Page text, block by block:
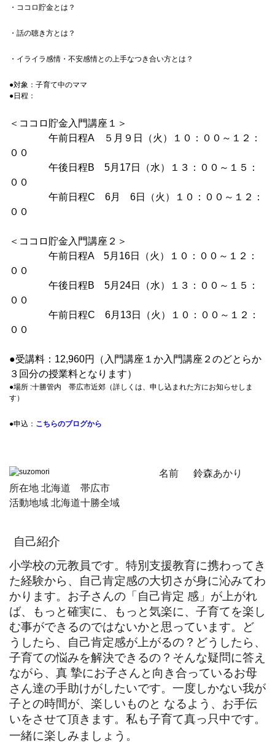
・ココロ貯金とは？
・話の聴き方とは？
・イライラ感情・不安感情との上手なつき合い方とは？
●対象：子育て中のママ
●日程：
＜ココロ貯金入門講座１＞
午前日程A ５月９日（火）１０：００～１２：
００
午後日程B 5月17日（水）１３：００～１５：
００
午前日程C 6月 6日（火）１０：００～１２：
００
＜ココロ貯金入門講座２＞
午前日程A 5月16日（火）１０：００～１２：
００
午後日程B 5月24日（水）１３：００～１５：
００
午前日程C 6月13日（火）１０：００～１２：
００
●受講料：12,960円（入門講座１か入門講座２のどとらか
３回分の授業料となります）
●場所 :十勝管内 帯広市近郊（詳しくは、申し込まれた方にお知らせしま
す）
●申込： こちらのブログから
名前 鈴森あかり
所在地 北海道 帯広市
活動地域 北海道十勝全域
自己紹介
小学校の元教員です。特別支援教育に携わってき
た経験から、自己肯定感の大切さが身に沁みてわ
かります。お子さんの「自己肯定 感」が上がれ
ば、もっと確実に、もっと気楽に、子育てを楽し
む事ができるのではないかと思っています。ど
うしたら、自己肯定感が上がるの？どうしたら、
子育ての悩みを解決できるの？そんな疑問に答え
ながら、真 摯にお子さんと向き合っているお母
さん達の手助けがしたいです。一度しかない我が
子との時間が、楽しいものと なるよう、お手伝
いをさせて頂きます。私も子育て真っ只中です。
一緒に楽しみましょう。